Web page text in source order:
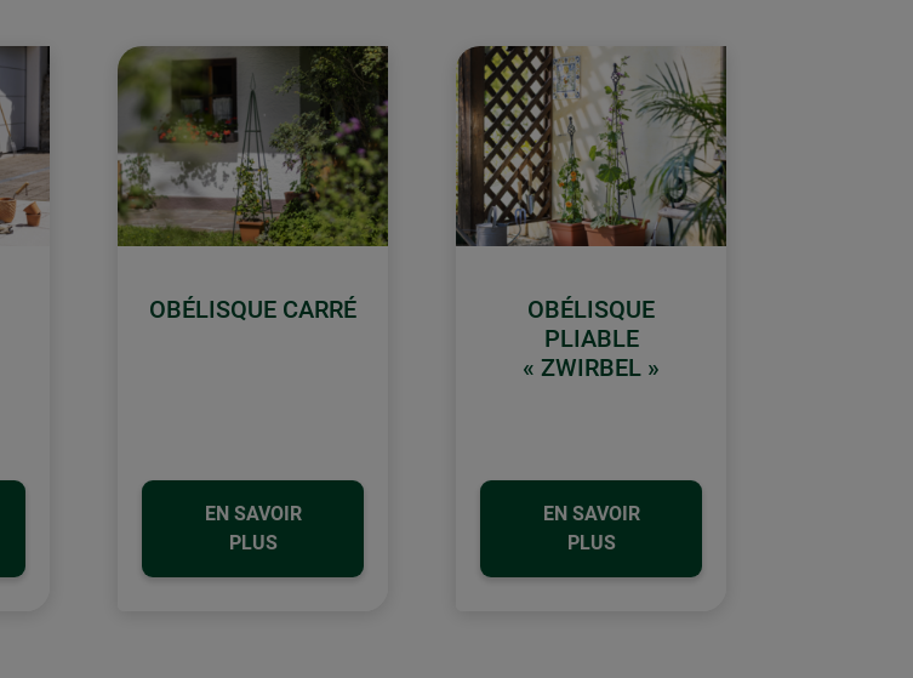
OBÉLISQUE CARRÉ
EN SAVOIR
PLUS
OBÉLISQUE
PLIABLE
« ZWIRBEL »
EN SAVOIR
PLUS